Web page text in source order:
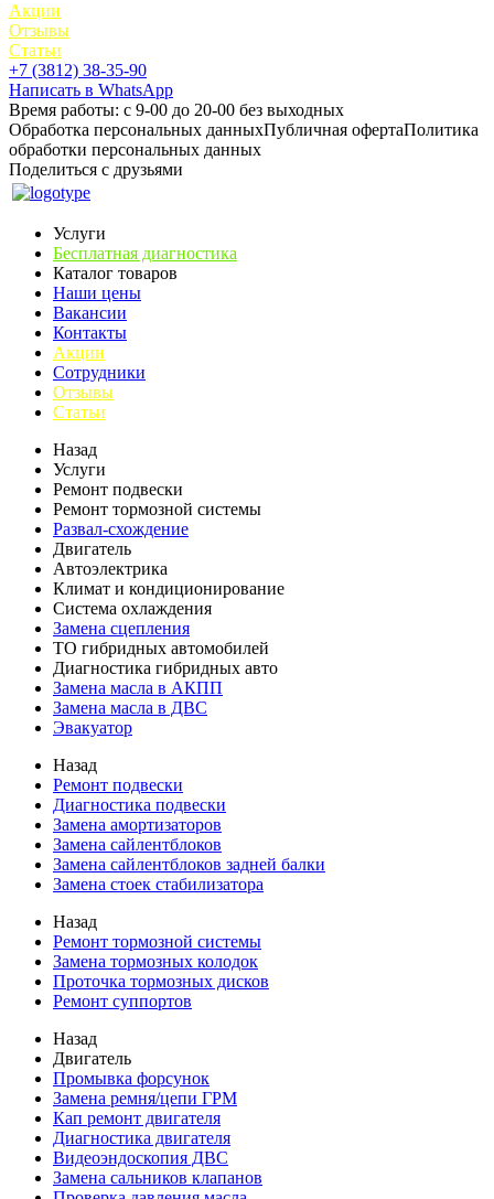
Акции
Отзывы
Статьи
+7 (3812) 38-35-90
Написать в WhatsApp
Время работы: с 9-00 до 20-00 без выходных
Обработка персональных данныхПубличная офертаПолитика
обработки персональных данных
Поделиться с друзьями
Услуги
Бесплатная диагностика
Каталог товаров
Наши цены
Вакансии
Контакты
Акции
Сотрудники
Отзывы
Статьи
Назад
Услуги
Ремонт подвески
Ремонт тормозной системы
Развал-схождение
Двигатель
Автоэлектрика
Климат и кондиционирование
Система охлаждения
Замена сцепления
ТО гибридных автомобилей
Диагностика гибридных авто
Замена масла в АКПП
Замена масла в ДВС
Эвакуатор
Назад
Ремонт подвески
Диагностика подвески
Замена амортизаторов
Замена сайлентблоков
Замена сайлентблоков задней балки
Замена стоек стабилизатора
Назад
Ремонт тормозной системы
Замена тормозных колодок
Проточка тормозных дисков
Ремонт суппортов
Назад
Двигатель
Промывка форсунок
Замена ремня/цепи ГРМ
Кап ремонт двигателя
Диагностика двигателя
Видеоэндоскопия ДВС
Замена сальников клапанов